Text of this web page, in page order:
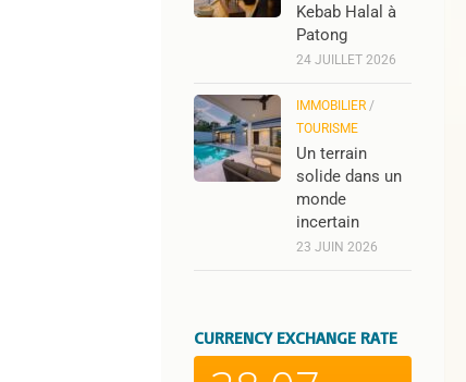
Kebab Halal à
Patong
24 JUILLET 2026
IMMOBILIER /
TOURISME
Un terrain
solide dans un
monde
incertain
23 JUIN 2026
CURRENCY EXCHANGE RATE